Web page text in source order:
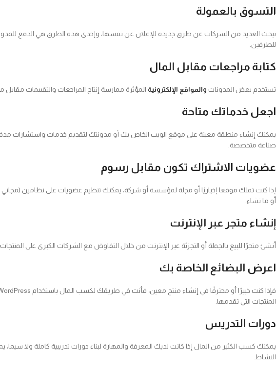
التسوق بالعمولة
تبحث العديد من الشركات عن طرق جديدة للإعلان عن نفسها، وإحدى هذه الطرق هي الدفع
للطرفين.
كتابة مراجعات مقابل المال
تستخدم بعض المدونات والمواقع الإلكترونية المؤثرة ممارسة إنتاج المراجعات والتقييمات مقابل
اجعل خدماتك متاحة
يمكنك إنشاء منطقة معينة على موقع الويب الخاص بك أو مدونتك لتقديم خدمات واستشارات
صناعة متخصصة.
عضويات الاشتراك تكون مقابل رسوم
إذا كنت تملك موقعا إخباريًا أو مجلة لمؤسسة أو شركة، يمكنك تنظيم عضويات على نظامين
أو ما تشاء.
إنشاء متجر عبر الإنترنت
أنشئ متجرًا للبيع بالجملة أو التجزئة عبر الإنترنت من خلال التفاوض مع الشركات الكبرى على
اعرض البضائع الخاصة بك
المنتجات التي تقدمها.
دورات التدريس
يمكنك كسب الكثير من المال إذا كانت لديك المعرفة والمهارة لبناء دورات تدريبية كاملة ولا
النشاط.